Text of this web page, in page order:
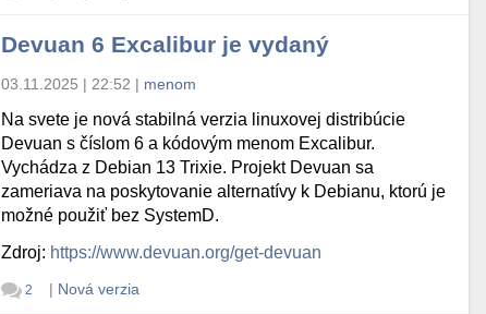
Devuan 6 Excalibur je vydaný
03.11.2025 | 22:52 | menom
Na svete je nová stabilná verzia linuxovej distribúcie
Devuan s číslom 6 a kódovým menom Excalibur.
Vychádza z Debian 13 Trixie. Projekt Devuan sa
zameriava na poskytovanie alternatívy k Debianu, ktorú je
možné použiť bez SystemD.
Zdroj: https://www.devuan.org/get-devuan
2 | Nová verzia